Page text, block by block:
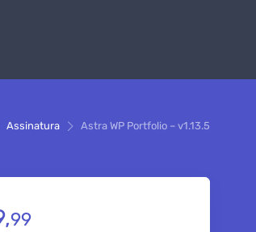
Assinatura Astra WP Portfolio – v1.13.5
99